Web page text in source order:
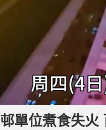
單位煮食失火